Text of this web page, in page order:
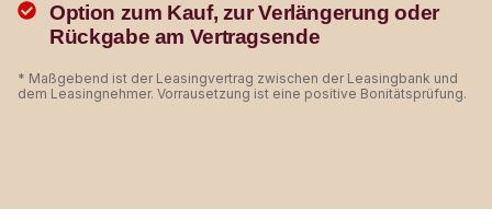
Option zum Kauf, zur Verlängerung oder
Rückgabe am Vertragsende
* Maßgebend ist der Leasingvertrag zwischen der Leasingbank und
dem Leasingnehmer. Vorrausetzung ist eine positive Bonitätsprüfung.